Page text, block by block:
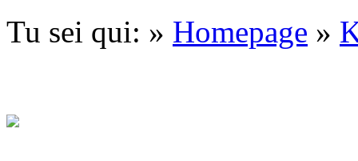
Tu sei qui: » Homepage »